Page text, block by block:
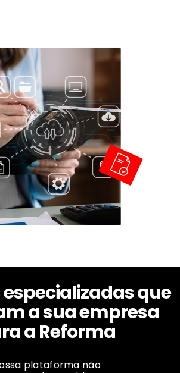
especializadas que
a sua empresa
a Reforma
plataforma não